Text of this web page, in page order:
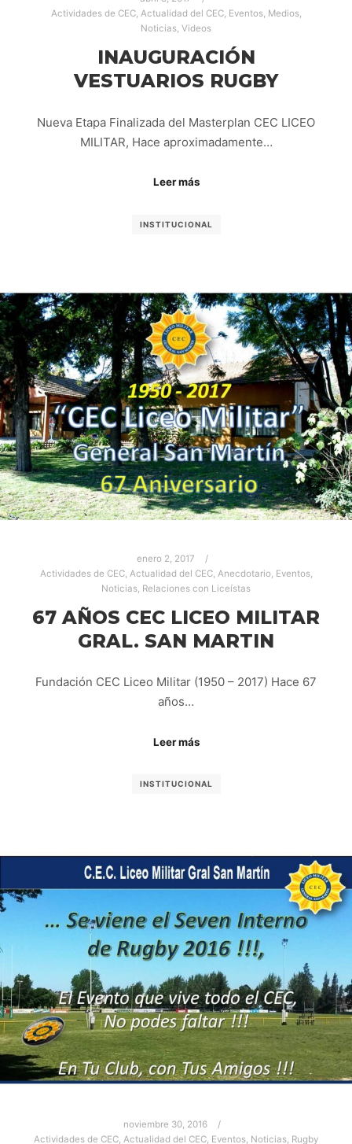
Actividades de CEC, Actualidad del CEC, Eventos, Medios,
Noticias, Videos
INAUGURACIÓN
VESTUARIOS RUGBY
Nueva Etapa Finalizada del Masterplan CEC LICEO
MILITAR, Hace aproximadamente…
Leer más
INSTITUCIONAL
enero 2, 2017
Actividades de CEC, Actualidad del CEC, Anecdotario, Eventos,
Noticias, Relaciones con Liceístas
67 AÑOS CEC LICEO MILITAR
GRAL. SAN MARTIN
Fundación CEC Liceo Militar (1950 – 2017) Hace 67
años…
Leer más
INSTITUCIONAL
noviembre 30, 2016
Actividades de CEC Actualidad del CEC Eventos Noticias Rugby